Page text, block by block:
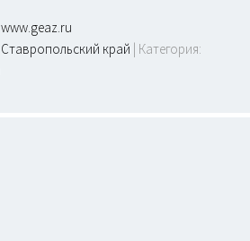
www.geaz.ru
Ставропольский край | Категория: